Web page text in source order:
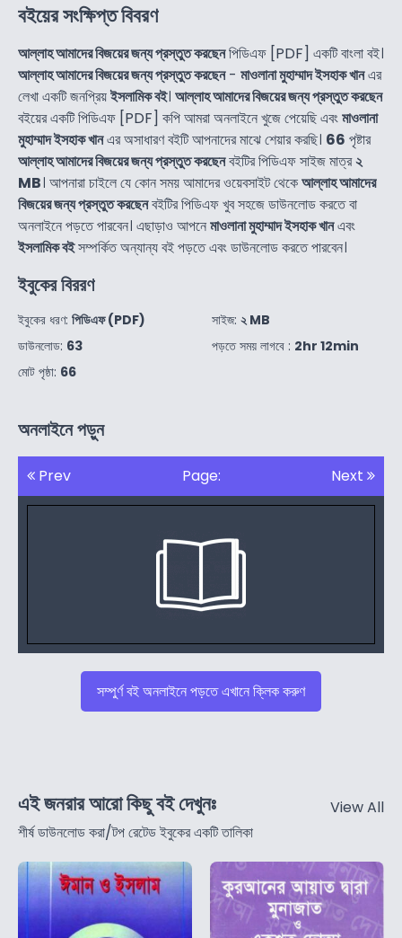
বইয়ের সংক্ষিপ্ত বিবরণ
আল্লাহ আমাদের বিজয়ের জন্য প্রস্তুত করছেনপিডিএফ [PDF] একটি বাংলা বই।
আল্লাহ আমাদের বিজয়ের জন্য প্রস্তুত করছেন- মাওলানা মুহাম্মাদ ইসহাক খানএর
লেখা একটি জনপ্রিয়ইসলামিক বই। আল্লাহ আমাদের বিজয়ের জন্য প্রস্তুত করছেন
বইয়ের একটি পিডিএফ [PDF] কপি আমরা অনলাইনে খুজে পেয়েছি এবংমাওলানা
মুহাম্মাদ ইসহাক খানএর অসাধারণ বইটি আপনাদের মাঝে শেয়ার করছি। 66 পৃষ্টার
আল্লাহ আমাদের বিজয়ের জন্য প্রস্তুত করছেনবইটির পিডিএফ সাইজ মাত্র২
MB। আপনারা চাইলে যে কোন সময় আমাদের ওয়েবসাইট থেকেআল্লাহ আমাদের
বিজয়ের জন্য প্রস্তুত করছেনবইটির পিডিএফ খুব সহজে ডাউনলোড করতে বা
অনলাইনে পড়তে পারবেন। এছাড়াও আপনেমাওলানা মুহাম্মাদ ইসহাক খানএবং
ইসলামিক বইসম্পর্কিত অন্যান্য বই পড়তে এবং ডাউনলোড করতে পারবেন।
ইবুকের বিররণ
ইবুকের ধরণ: পিডিএফ (PDF)
ডাউনলোড: 63
মোট পৃষ্ঠা: 66
সাইজ: ২ MB
পড়তে সময় লাগবে : 2hr 12min
অনলাইনে পড়ুন
Prev Page: Next
সম্পুর্ণ বই অনলাইনে পড়তে এখানে ক্লিক করুণ
এই জনরার আরো কিছু বই দেখুনঃ
শীর্ষ ডাউনলোড করা/টপ রেটেড ইবুকের একটি তালিকা
View All